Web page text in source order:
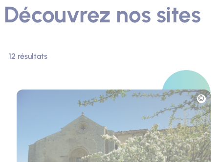
Découvrez nos sites
12 résultats
Photo